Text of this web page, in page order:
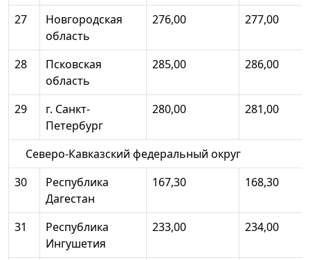
27
Новгородская
область
276,00 277,00
28
Псковская
область
285,00 286,00
29
г. Санкт-
Петербург
280,00 281,00
Северо-Кавказский федеральный округ
30
Республика
Дагестан
167,30 168,30
31
Республика
Ингушетия
233,00 234,00